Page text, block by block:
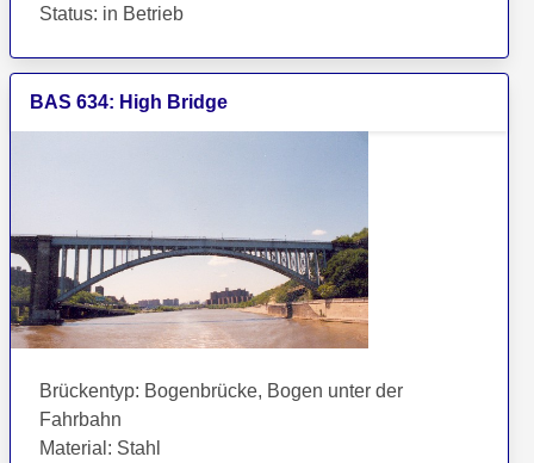
Status: in Betrieb
BAS 634: High Bridge
Brückentyp: Bogenbrücke, Bogen unter der
Fahrbahn
Material : Stahl